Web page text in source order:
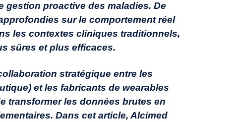
gestion proactive des maladies. De
sur le comportement réel
les contextes cliniques traditionnels,
sûres et plus efficaces.
stratégique entre les
et les fabricants de wearables
transformer les données brutes en
Dans cet article, Alcimed